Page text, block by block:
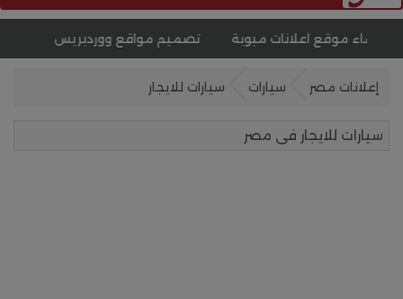
مبوبة تصميم مواقع ووردبريس تصميم موقع لبيع دورات
إعلانات مصر سيارات سيارات للايجار
سيارات للايجار فى مصر